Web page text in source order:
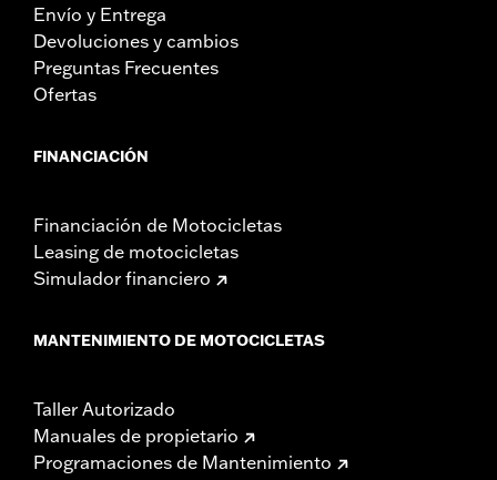
Envío y Entrega
Devoluciones y cambios
Preguntas Frecuentes
Ofertas
FINANCIACIÓN
Financiación de Motocicletas
Leasing de motocicletas
Simulador financiero
MANTENIMIENTO DE MOTOCICLETAS
Taller Autorizado
Manuales de propietario
Programaciones de Mantenimiento